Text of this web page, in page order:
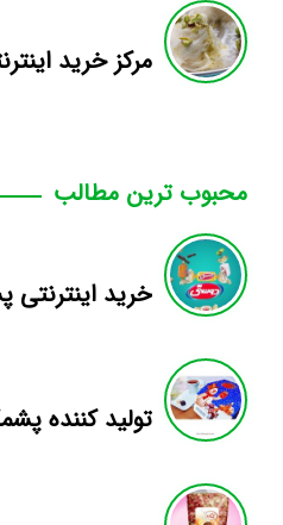
مرکز خرید
محبوب ترین مطالب
خرید
تولید کننده